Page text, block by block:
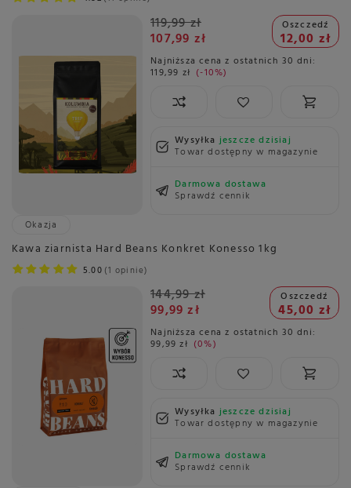
119,99 zł
107,99 zł
Oszczedź
12,00 zł
Najniższa cena z ostatnich 30 dni:
119,99 zł -10%
Wysyłkajeszcze dzisiaj
Towar dostępny w magazynie
Darmowa dostawa
Sprawdź cennik
Okazja
Kawa ziarnista Hard Beans Konkret Konesso 1kg
5.00 1 opinie
144,99 zł
99,99 zł
Oszczedź
45,00 zł
Najniższa cena z ostatnich 30 dni:
99,99 zł 0%
Wysyłkajeszcze dzisiaj
Towar dostępny w magazynie
Darmowa dostawa
Sprawdź cennik